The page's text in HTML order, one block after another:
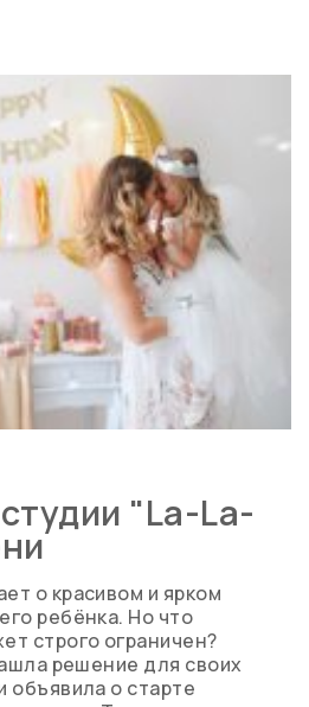
"La-La-
о красивом и ярком
ребёнка. Но что
строго ограничен?
решение для своих
объявила о старте